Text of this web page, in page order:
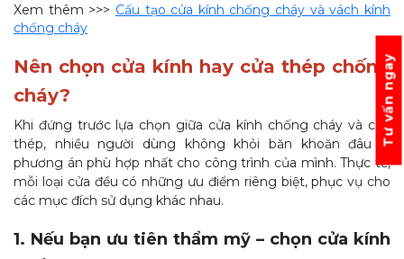
Xem thêm >>> Cấu tạo cửa kính chống cháy và vách kính
chống cháy
Nên chọn cửa kính hay cửa thép chống
cháy?
Khi đứng trước lựa chọn giữa cửa kính chống cháy và cửa
thép, nhiều người dùng không khỏi băn khoăn đâu là
phương án phù hợp nhất cho công trình của mình. Thực tế,
mỗi loại cửa đều có những ưu điểm riêng biệt, phục vụ cho
các mục đích sử dụng khác nhau.
1. Nếu bạn ưu tiên thẩm mỹ – chọn cửa kính
Tư vấn ngay